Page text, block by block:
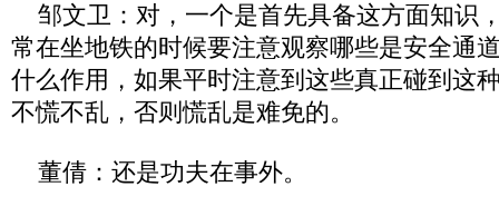
邹文卫：对，一个是首先具备这方面知识
常在坐地铁的时候要注意观察哪些是安全通
什么作用，如果平时注意到这些真正碰到这
不慌不乱，否则慌乱是难免的。
董倩：还是功夫在事外。